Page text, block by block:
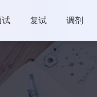
试 复试 调剂